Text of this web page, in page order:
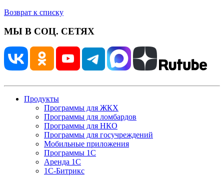
Возврат к списку
МЫ В СОЦ. СЕТЯХ
Продукты
Программы для ЖКХ
Программы для ломбардов
Программы для НКО
Программы для госучреждений
Мобильные приложения
Программы 1С
Аренда 1С
1С-Битрикс